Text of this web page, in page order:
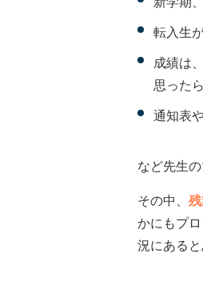
転入生
成績は
思った
通知表
など先生
その中、
かにもプ
況にあると